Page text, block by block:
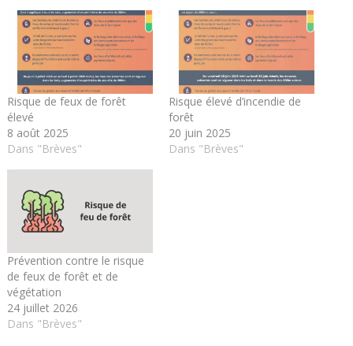
Risque de feux de forêt
élevé
8 août 2025
Dans "Brèves"
Risque élevé d’incendie de
forêt
20 juin 2025
Dans "Brèves"
Prévention contre le risque
de feux de forêt et de
végétation
24 juillet 2026
Dans "Brèves"